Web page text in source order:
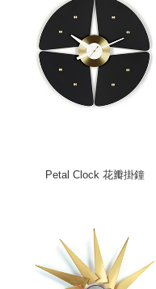
Petal Clock 花瓣掛鐘